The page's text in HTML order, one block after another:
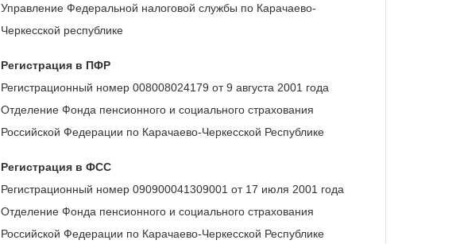
Управление Федеральной налоговой службы по Карачаево-
Черкесской республике
Регистрация в ПФР
Регистрационный номер 008008024179 от 9 августа 2001 года
Отделение Фонда пенсионного и социального страхования
Российской Федерации по Карачаево-Черкесской Республике
Регистрация в ФСС
Регистрационный номер 090900041309001 от 17 июля 2001 года
Отделение Фонда пенсионного и социального страхования
Российской Федерации по Карачаево-Черкесской Республике